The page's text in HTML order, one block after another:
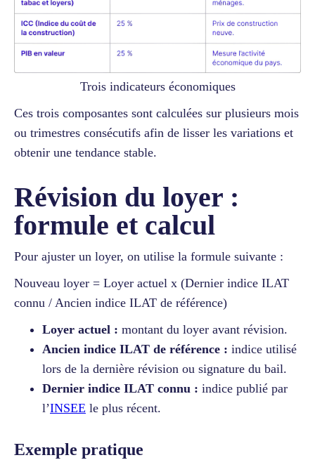
Trois indicateurs économiques
Ces trois composantes sont calculées sur plusieurs mois
ou trimestres consécutifs afin de lisser les variations et
obtenir une tendance stable.
Révision du loyer :
formule et calcul
Pour ajuster un loyer, on utilise la formule suivante :
Nouveau loyer = Loyer actuel x (Dernier indice ILAT
connu / Ancien indice ILAT de référence)
Loyer actuel : montant du loyer avant révision.
Ancien indice ILAT de référence : indice utilisé
lors de la dernière révision ou signature du bail.
Dernier indice ILAT connu : indice publié par
l’INSEE le plus récent.
Exemple pratique